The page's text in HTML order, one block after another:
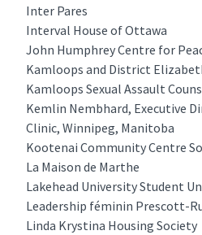
Inter Pares
Interval House of Ottawa
John Humphrey Centre for
Kamloops and District
Kamloops Sexual Assault
Kemlin Nembhard, Executive
Clinic, Winnipeg, Manitoba
Kootenai Community Centre
La Maison de Marthe
Lakehead University Student
Leadership féminin Prescott-
Linda Krystina Housing Society